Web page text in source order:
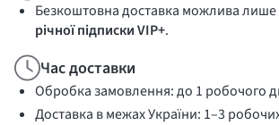
Безкоштовна доставка можлива лише
річної підписки VIP+.
Час доставки
Обробка замовлення: до 1 робочого
Доставка в межах України: 1–3